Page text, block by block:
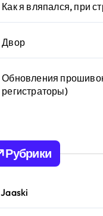
Как я вляпался, при
Двор
Обновления
регистраторы)
Рубрики
Jaaski